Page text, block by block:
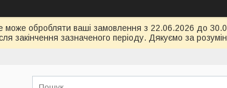
може обробляти ваші замовлення з 22.06.2026 до
закінчення зазначеного періоду. Дякуємо за